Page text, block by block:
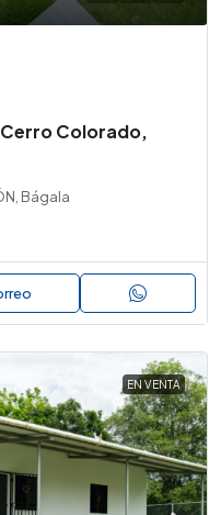
Cerro Colorado,
Bágala
EN VENTA